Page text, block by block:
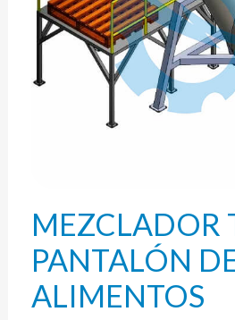
MEZCLADOR
PANTALÓN
ALIMENTOS